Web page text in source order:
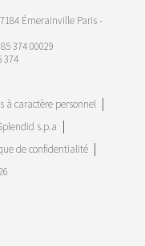
Émerainville Paris -
374 00029
374
à caractère personnel
s.p.a
de confidentialité